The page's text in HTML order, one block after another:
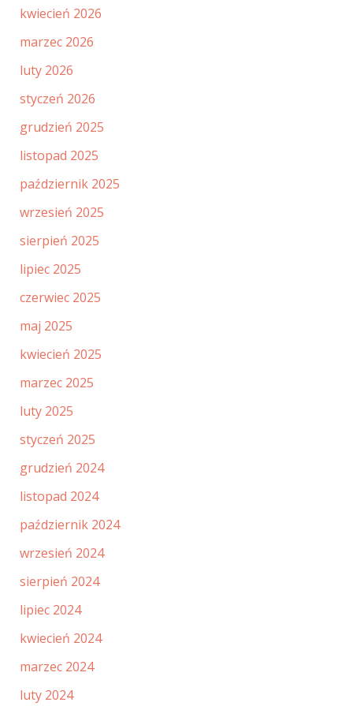
kwiecień 2026
marzec 2026
luty 2026
styczeń 2026
grudzień 2025
listopad 2025
październik 2025
wrzesień 2025
sierpień 2025
lipiec 2025
czerwiec 2025
maj 2025
kwiecień 2025
marzec 2025
luty 2025
styczeń 2025
grudzień 2024
listopad 2024
październik 2024
wrzesień 2024
sierpień 2024
lipiec 2024
kwiecień 2024
marzec 2024
luty 2024